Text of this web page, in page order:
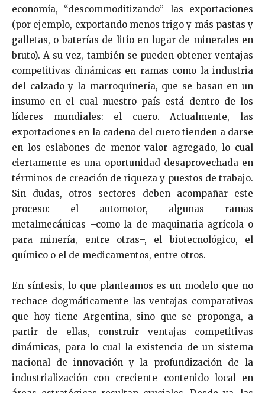
economía, “descommoditizando” las exportaciones
(por ejemplo, exportando menos trigo y más pastas y
galletas, o baterías de litio en lugar de minerales en
bruto). A su vez, también se pueden obtener ventajas
competitivas dinámicas en ramas como la industria
del calzado y la marroquinería, que se basan en un
insumo en el cual nuestro país está dentro de los
líderes mundiales: el cuero. Actualmente, las
exportaciones en la cadena del cuero tienden a darse
en los eslabones de menor valor agregado, lo cual
ciertamente es una oportunidad desaprovechada en
términos de creación de riqueza y puestos de trabajo.
Sin dudas, otros sectores deben acompañar este
proceso: el automotor, algunas ramas
metalmecánicas –como la de maquinaria agrícola o
para minería, entre otras–, el biotecnológico, el
químico o el de medicamentos, entre otros.
En síntesis, lo que planteamos es un modelo que no
rechace dogmáticamente las ventajas comparativas
que hoy tiene Argentina, sino que se proponga, a
partir de ellas, construir ventajas competitivas
dinámicas, para lo cual la existencia de un sistema
nacional de innovación y la profundización de la
industrialización con creciente contenido local en